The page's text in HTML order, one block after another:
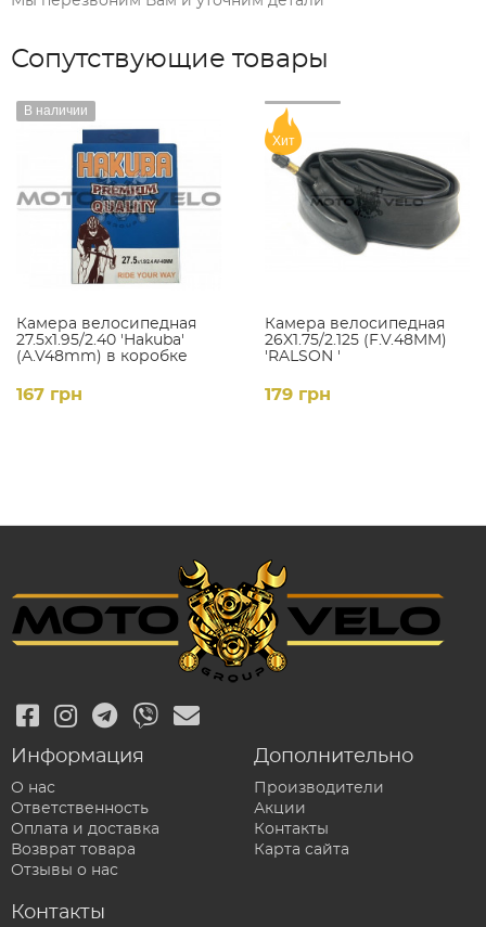
Сопутствующие товары
Камера велосипедная
27.5x1.95/2.40 'Hakuba'
(A.V48mm) в коробке
В наличии
167 грн
Камера велосипедная
26X1.75/2.125 (F.V.48MM)
'RALSON '
Хит
179 грн
Информация
О нас
Ответственность
Оплата и доставка
Возврат товара
Отзывы о нас
Дополнительно
Производители
Акции
Контакты
Карта сайта
Контакты